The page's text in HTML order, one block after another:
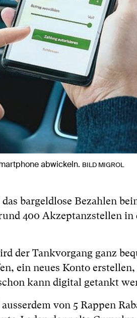
abwickeln. BILD MIGROL
bargeldlose Bezahlen
400 Akzeptanzstellen
der Tankvorgang ganz
ein neues Konto
kann digital getankt
von 5 Rappen